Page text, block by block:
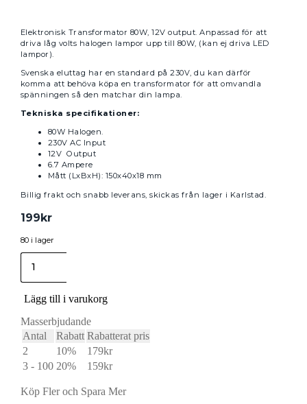
Elektronisk Transformator 80W, 12V output. Anpassad för att
driva låg volts halogen lampor upp till 80W, (kan ej driva LED
lampor).
Svenska eluttag har en standard på 230V, du kan därför
komma att behöva köpa en transformator för att omvandla
spänningen så den matchar din lampa.
Tekniska specifikationer:
80W Halogen.
230V AC Input
12V Output
6.7 Ampere
Mått (LxBxH): 150x40x18 mm
Billig frakt och snabb leverans, skickas från lager i Karlstad.
199kr
80 i lager
elektronisk
transformator
halogen
80w
12v
av/på
mängd
Lägg till i varukorg
Masserbjudande
Antal
Rabatt Rabatterat pris
2
10% 179kr
3 - 100 20% 159kr
Köp Fler och Spara Mer